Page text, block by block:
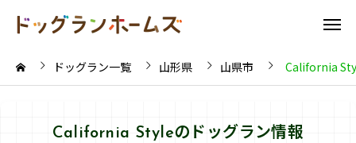
ドッグラン一覧 山形県 山県市 California
California Styleのドッグラン情報